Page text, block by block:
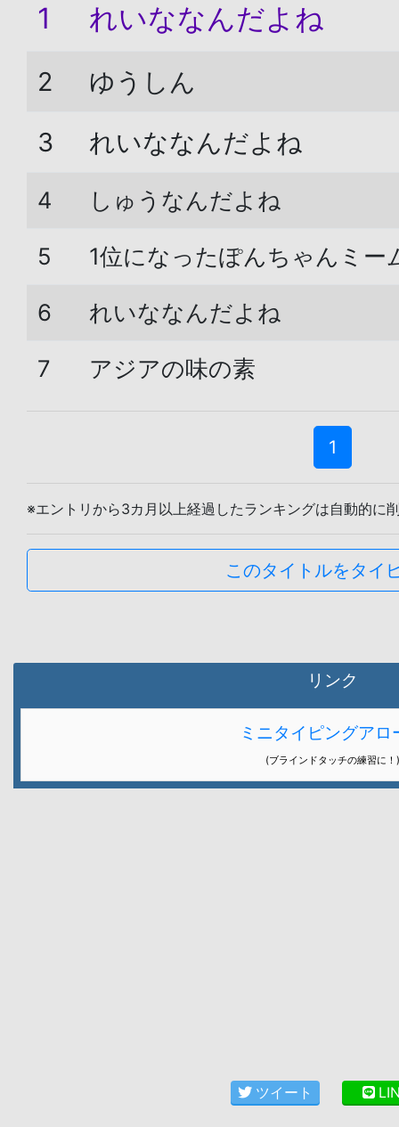
1 れいななんだよね
2
ゆうしん
3
れいななんだよね
4 しゅうなんだよね
5 1位になったぽんちゃんミー
6 れいななんだよね
7 アジアの味の素
1
※エントリから3カ月以上経過したランキングは自動的に
このタイトルをタイ
リンク
ミニタイピングアロ
(ブラインドタッチの練習に！)
ツイート